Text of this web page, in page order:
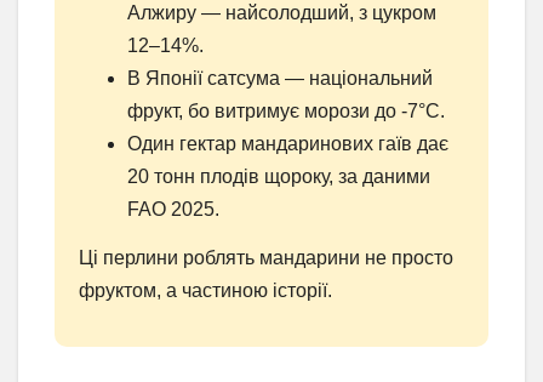
Алжиру — найсолодший, з цукром
12–14%.
В Японії сатсума — національний
фрукт, бо витримує морози до -7°C.
Один гектар мандаринових гаїв дає
20 тонн плодів щороку, за даними
FAO 2025.
Ці перлини роблять мандарини не просто
фруктом, а частиною історії.